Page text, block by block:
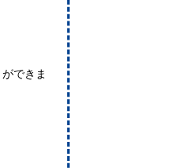
できま